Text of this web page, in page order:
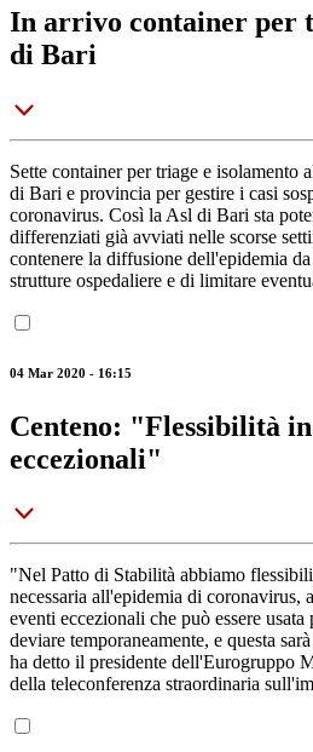
In arrivo container per
di Bari
Sette container per triage e isolamento
di Bari e provincia per gestire i casi
coronavirus. Così la Asl di Bari sta
differenziati già avviati nelle scorse
contenere la diffusione dell'epidemia
strutture ospedaliere e di limitare
04 Mar 2020 - 16:15
Centeno: "Flessibilità
eccezionali"
"Nel Patto di Stabilità abbiamo
necessaria all'epidemia di coronavirus,
eventi eccezionali che può essere
deviare temporaneamente, e questa
ha detto il presidente dell'Eurogruppo
della teleconferenza straordinaria